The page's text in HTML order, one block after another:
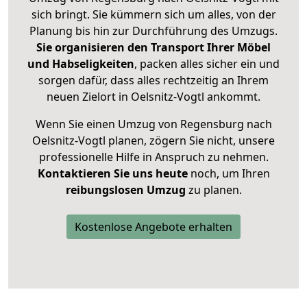
sich bringt. Sie kümmern sich um alles, von der
Planung bis hin zur Durchführung des Umzugs.
Sie organisieren den Transport Ihrer Möbel
und Habseligkeiten, packen alles sicher ein und
sorgen dafür, dass alles rechtzeitig an Ihrem
neuen Zielort in Oelsnitz-Vogtl ankommt.
Wenn Sie einen Umzug von Regensburg nach
Oelsnitz-Vogtl planen, zögern Sie nicht, unsere
professionelle Hilfe in Anspruch zu nehmen.
Kontaktieren Sie uns heutenoch, um Ihren
reibungslosen Umzug zu planen.
Kostenlose Angebote erhalten